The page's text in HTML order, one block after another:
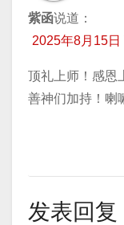
紫函说道：
2025年8月15日
顶礼上师！感恩
善神们加持！喇
发表回复